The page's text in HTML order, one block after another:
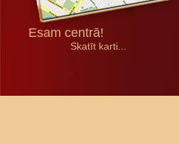
Esam centrā!
Skatīt karti...